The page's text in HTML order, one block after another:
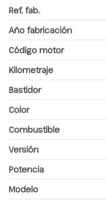
Ref. fab.
Año fabricación
Código motor
Kilometraje
Bastidor
Color
Combustible
Versión
Potencia
Modelo